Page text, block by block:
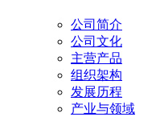
公司简介
公司文化
主营产品
组织架构
发展历程
产业与领域